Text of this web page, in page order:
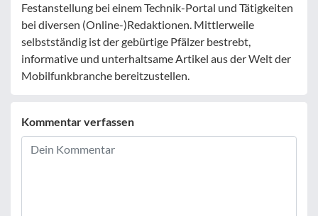
Festanstellung bei einem Technik-Portal und Tätigkeiten
bei diversen (Online-)Redaktionen. Mittlerweile
selbstständig ist der gebürtige Pfälzer bestrebt,
informative und unterhaltsame Artikel aus der Welt der
Mobilfunkbranche bereitzustellen.
Kommentar verfassen